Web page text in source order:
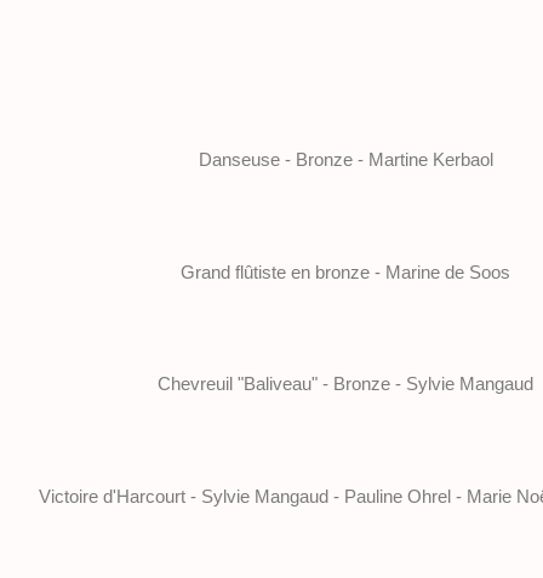
Danseuse - Bronze - Martine Kerbaol
Grand flûtiste en bronze - Marine de Soos
Chevreuil "Baliveau" - Bronze - Sylvie Mangaud
Victoire d'Harcourt - Sylvie Mangaud - Pauline Ohrel - Marie